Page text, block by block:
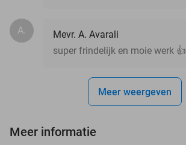
A.
Mevr. A. Avarali
super frindelijk en moie werk 👍
Meer weergeven
Meer informatie